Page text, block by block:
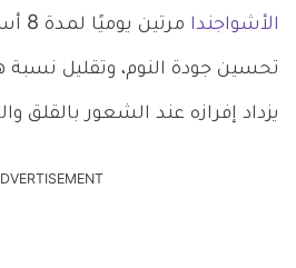
الأشواجندا
تحسين جودة النوم، وتقليل نسبة
يزداد إفرازه عند الشعور